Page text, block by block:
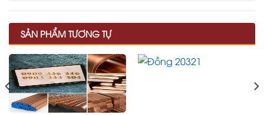
SẢN PHẨM TƯƠNG TỰ